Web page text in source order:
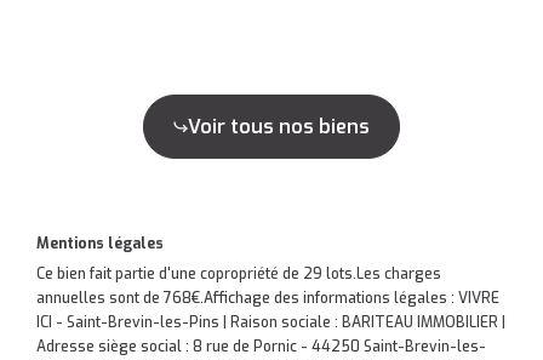
Voir tous nos biens
Mentions légales
Ce bien fait partie d'une copropriété de 29 lots.Les charges
annuelles sont de 768€.Affichage des informations légales : VIVRE
ICI - Saint-Brevin-les-Pins | Raison sociale : BARITEAU IMMOBILIER |
Adresse siège social : 8 rue de Pornic - 44250 Saint-Brevin-les-